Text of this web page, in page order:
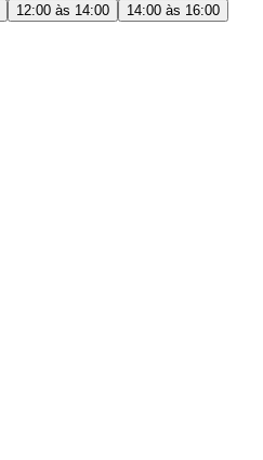
12:00 às 14:00
14:00 às 16:00